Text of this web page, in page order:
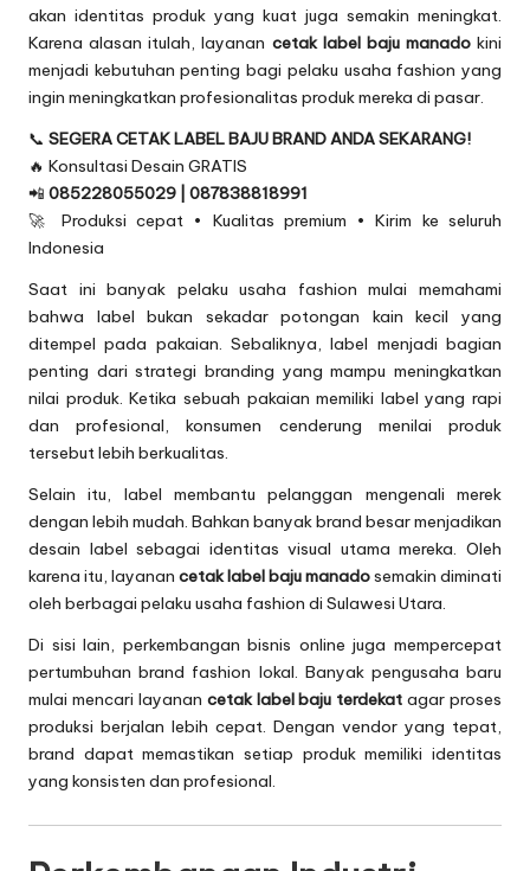
akan identitas produk yang kuat juga semakin meningkat.
Karena alasan itulah, layanan cetak label baju manadokini
menjadi kebutuhan penting bagi pelaku usaha fashion yang
ingin meningkatkan profesionalitas produk mereka di pasar.
📞 SEGERA CETAK LABEL BAJU BRAND ANDA SEKARANG!
🔥 Konsultasi Desain GRATIS
📲 085228055029 | 087838818991
🚀 Produksi cepat • Kualitas premium • Kirim ke seluruh
Indonesia
Saat ini banyak pelaku usaha fashion mulai memahami
bahwa label bukan sekadar potongan kain kecil yang
ditempel pada pakaian. Sebaliknya, label menjadi bagian
penting dari strategi branding yang mampu meningkatkan
nilai produk. Ketika sebuah pakaian memiliki label yang rapi
dan profesional, konsumen cenderung menilai produk
tersebut lebih berkualitas.
Selain itu, label membantu pelanggan mengenali merek
dengan lebih mudah. Bahkan banyak brand besar menjadikan
desain label sebagai identitas visual utama mereka. Oleh
karena itu, layanan cetak label baju manadosemakin diminati
oleh berbagai pelaku usaha fashion di Sulawesi Utara.
Di sisi lain, perkembangan bisnis online juga mempercepat
pertumbuhan brand fashion lokal. Banyak pengusaha baru
mulai mencari layanan cetak label baju terdekat agar proses
produksi berjalan lebih cepat. Dengan vendor yang tepat,
brand dapat memastikan setiap produk memiliki identitas
yang konsisten dan profesional.